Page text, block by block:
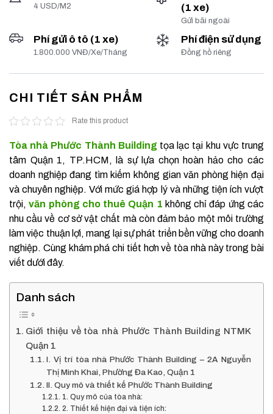
4 USD/M2
(1 xe)
Gửi bãi ngoài
Phí gửi ô tô (1 xe)
1.800.000 VNĐ/Xe/Tháng
Phí điện sử dụng
Đồng hồ riêng
CHI TIẾT SẢN PHẨM
Rate this product
Tòa nhà Phước Thành Buildingtọa lạc tại khu vực trung
tâm Quận 1, TP.HCM, là sự lựa chọn hoàn hảo cho các
doanh nghiệp đang tìm kiếm không gian văn phòng hiện đại
và chuyên nghiệp. Với mức giá hợp lý và những tiện ích vượt
trội,văn phòng cho thuê Quận 1 không chỉ đáp ứng các
nhu cầu về cơ sở vật chất mà còn đảm bảo một môi trường
làm việc thuận lợi, mang lại sự phát triển bền vững cho doanh
nghiệp. Cùng khám phá chi tiết hơn về tòa nhà này trong bài
viết dưới đây.
Danh sách
Giới thiệu về tòa nhà Phước Thành Building NTMK
Quận 1
I. Vị trí tòa nhà Phước Thành Building – 2A Nguyễn
Thị Minh Khai, Phường Đa Kao, Quận 1
II. Quy mô và thiết kế Phước Thành Building
1. Quy mô của tòa nhà:
2. Thiết kế hiện đại và tiện ích: